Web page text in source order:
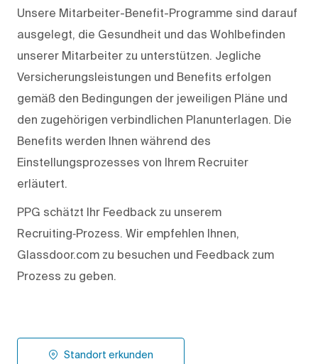
Unsere Mitarbeiter-Benefit-Programme sind darauf
ausgelegt, die Gesundheit und das Wohlbefinden
unserer Mitarbeiter zu unterstützen. Jegliche
Versicherungsleistungen und Benefits erfolgen
gemäß den Bedingungen der jeweiligen Pläne und
den zugehörigen verbindlichen Planunterlagen. Die
Benefits werden Ihnen während des
Einstellungsprozesses von Ihrem Recruiter
erläutert.
PPG schätzt Ihr Feedback zu unserem
Recruiting‑Prozess. Wir empfehlen Ihnen,
Glassdoor.com zu besuchen und Feedback zum
Prozess zu geben.
Standort erkunden